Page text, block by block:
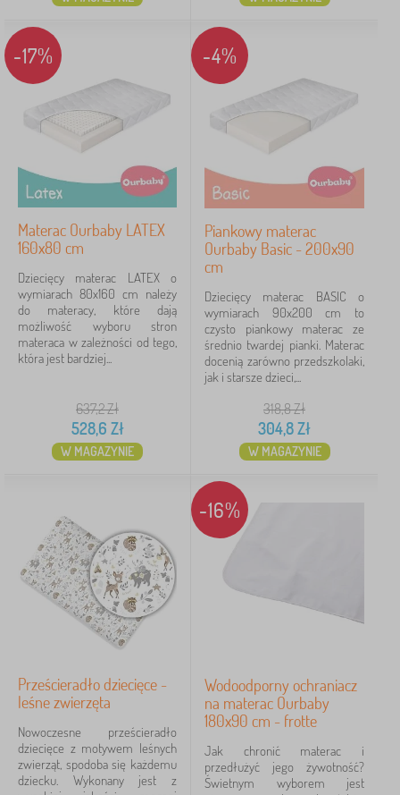
-17%
Materac Ourbaby LATEX
160x80 cm
Dziecięcy materac LATEX o
wymiarach 80x160 cm należy
do materacy, które dają
możliwość wyboru stron
materaca w zależności od tego,
która jest bardziej...
637,2Zł
528,6 Zł
W MAGAZYNIE
-4%
Piankowy materac
Ourbaby Basic - 200x90
cm
Dziecięcy materac BASIC o
wymiarach 90x200 cm to
czysto piankowy materac ze
średnio twardej pianki. Materac
docenią zarówno przedszkolaki,
jak i starsze dzieci,...
318,8Zł
304,8Zł
W MAGAZYNIE
Prześcieradło dziecięce -
leśne zwierzęta
Nowoczesne prześcieradło
dziecięce z motywem leśnych
zwierząt, spodoba się każdemu
dziecku. Wykonany jest z
-16%
Wodoodporny ochraniacz
na materac Ourbaby
180x90 cm - frotte
Jak chronić materac i
przedłużyć jego żywotność?
Świetnym wyborem jest